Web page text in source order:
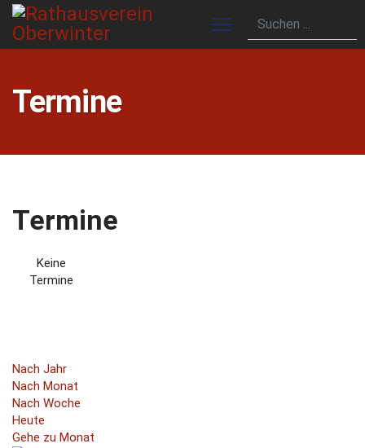
Termine
Termine
Keine
Termine
Nach Jahr
Nach Monat
Nach Woche
Heute
Gehe zu Monat